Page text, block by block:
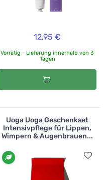
12,95 €
Vorrätig - Lieferung innerhalb von 3
Tagen
Uoga Uoga Geschenkset
Intensivpflege für Lippen,
Wimpern & Augenbrauen...